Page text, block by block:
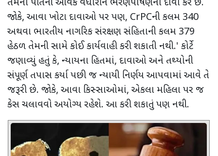
તેમના પતિની આવક વધારીને ભરણપોષણનો દાવો કરે છે.
જોકે, આવા ખોટા દાવાઓ પર પણ, CrPCની કલમ 340
અથવા ભારતીય નાગરિક સંરક્ષણ સંહિતાની કલમ 379
હેઠળ તેમની સામે કોઈ કાર્યવાહી કરી શકાતી નથી.' કોર્ટે
જણાવ્યું હતું કે, ન્યાયના હિતમાં, દાવાઓ અને તથ્યોની
સંપૂર્ણ તપાસ કર્યા પછી જ ન્યાયી નિર્ણય આપવામાં આવે તે
જરૂરી છે. જોકે, આવા કિસ્સાઓમાં, એકલા મહિલા પર જ
કેસ ચલાવવો અયોગ્ય રહેશે. આ કરી શકાતું પણ નથી.